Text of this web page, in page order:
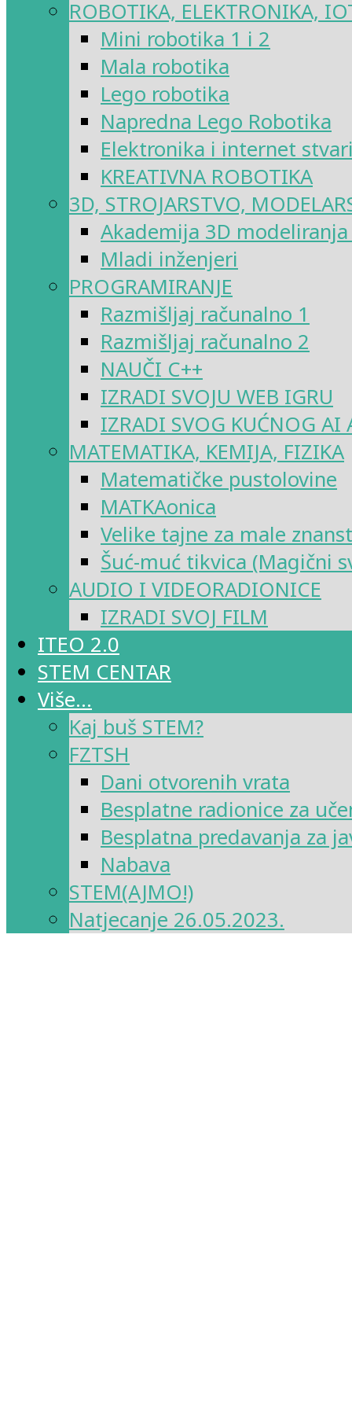
ROBOTIKA, ELEKTRONIKA,
Mini robotika 1 i 2
Mala robotika
Lego robotika
Napredna Lego Robotika
Elektronika i internet
KREATIVNA ROBOTIKA
3D, STROJARSTVO,
Akademija 3D
Mladi inženjeri
PROGRAMIRANJE
Razmišljaj računalno 1
Razmišljaj računalno 2
NAUČI C++
IZRADI SVOJU WEB IGRU
IZRADI SVOG KUĆNOG AI
MATEMATIKA, KEMIJA, FIZIKA
Matematičke pustolovine
MATKAonica
Velike tajne za male
Šuć-muć tikvica (Magični
AUDIO I VIDEORADIONICE
IZRADI SVOJ FILM
ITEO 2.0
STEM CENTAR
Više…
Kaj buš STEM?
FZTSH
Dani otvorenih vrata
Besplatne radionice za
Besplatna predavanja za
Nabava
STEM(AJMO!)
Natjecanje 26.05.2023.